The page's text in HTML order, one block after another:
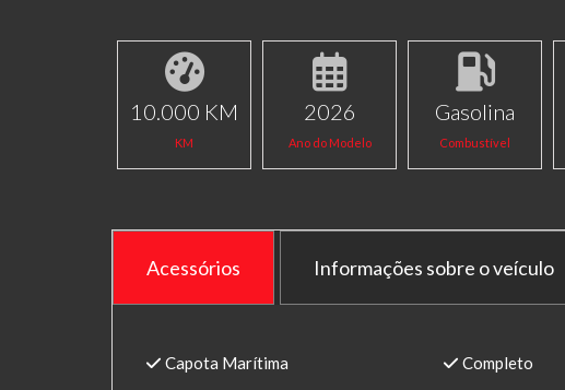
10.000 KM
KM
2026
Ano do Modelo
Gasolina
Combustível
Acessórios Informações sobre o veículo
Capota Marítima Completo